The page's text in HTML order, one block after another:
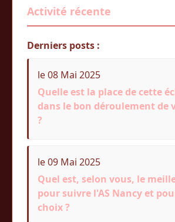
Activité récente
Derniers posts :
le 08 Mai 2025
Quelle est la place de cette
dans le bon déroulement de
?
le 09 Mai 2025
Quel est, selon vous, le
pour suivre l'AS Nancy et
choix ?